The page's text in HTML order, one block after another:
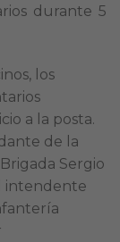
durante 5
los
a la posta.
de la
Sergio
intendente